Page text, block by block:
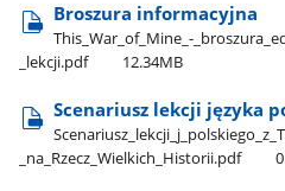
Broszura informacyjna
This​_War​_of​_Mine​_-​
_lekcji.pdf
12.34MB
Scenariusz lekcji języka
_na​_Rzecz​_Wielkich​_Historii.pdf